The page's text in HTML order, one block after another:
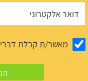
מאשר/ת קבלת